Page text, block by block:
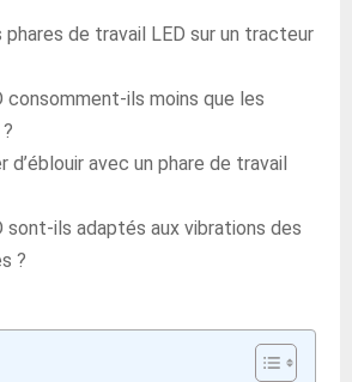
phares de travail LED sur un tracteur
consomment-ils moins que les
d’éblouir avec un phare de travail
sont-ils adaptés aux vibrations des
?